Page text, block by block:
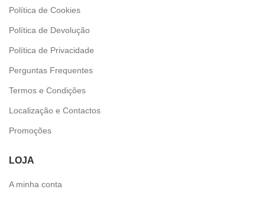
Política de Cookies
Política de Devolução
Política de Privacidade
Perguntas Frequentes
Termos e Condições
Localização e Contactos
Promoções
LOJA
A minha conta